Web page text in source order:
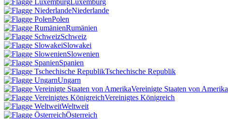
Luxemburg
Niederlande
Polen
Rumänien
Schweiz
Slowakei
Slowenien
Spanien
Tschechische Republik
Ungarn
Vereinigte Staaten von Amerika
Vereinigtes Königreich
Weltweit
Österreich